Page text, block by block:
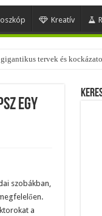
Kreatív
egy
szobákban,
a